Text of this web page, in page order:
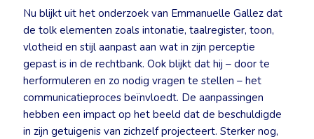
Nu blijkt uit het onderzoek van Emmanuelle Gallez dat
de tolk elementen zoals intonatie, taalregister, toon,
vlotheid en stijl aanpast aan wat in zijn perceptie
gepast is in de rechtbank. Ook blijkt dat hij – door te
herformuleren en zo nodig vragen te stellen – het
communicatieproces beïnvloedt. De aanpassingen
hebben een impact op het beeld dat de beschuldigde
in zijn getuigenis van zichzelf projecteert. Sterker nog,